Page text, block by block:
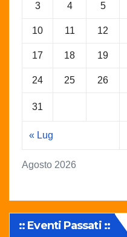
Agosto 2026
3 4 5
10 11 12
17 18 19
24 25 26
31
« Lug
:: Eventi Passati ::